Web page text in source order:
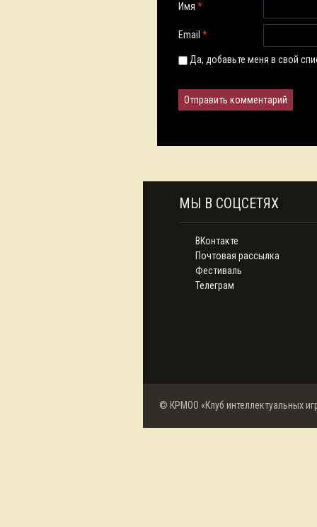
Имя *
Email *
Да, добавьте меня в свой
МЫ В СОЦСЕТЯХ
ВКонтакте
Почтовая рассылка
Фестиваль
Телеграм
© КРМОО «Клуб интеллектуальных